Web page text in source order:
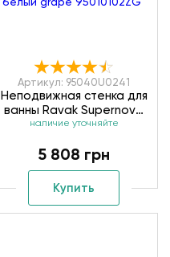
Артикул: 95040U0241
Неподвижная стенка для
ванны Ravak Supernova
APSV-80 сатин rain
наличие уточняйте
5 808 грн
Купить